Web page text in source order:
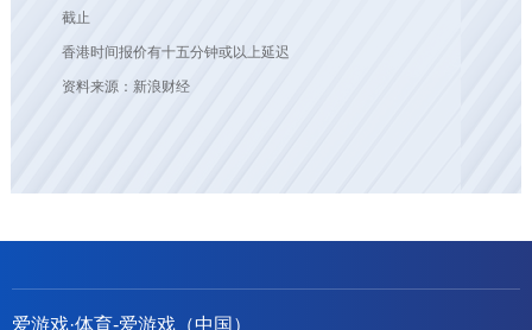
截止
香港时间报价有十五分钟或以上延迟
资料来源：新浪财经
爱游戏·体育-爱游戏（中国）